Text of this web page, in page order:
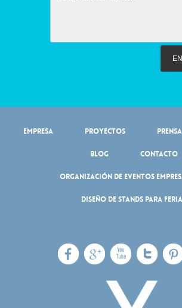
Empresa Proyectos Prensa
Blog Contacto
Organización de eventos
Diseño de stands para